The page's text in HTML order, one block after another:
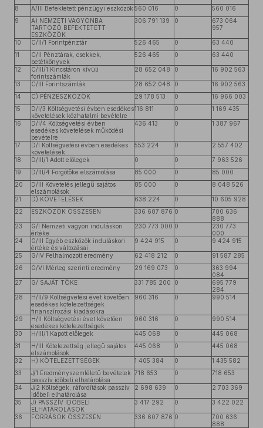
8
A/III Befektetett pénzügyi eszközök 560 016 0
560 016
9
A) NEMZETI VAGYONBA
TARTOZÓ BEFEKTETETT
ESZKÖZÖK
306 791 139 0
673 064
957
10 C/II/1 Forintpénztár 526 465 0
63 440
11
C/II Pénztárak, csekkek,
betétkönyvek
526 465 0 63 440
12
C/III/1 Kincstáron kívüli
forintszámlák
28 652 048 0 16 902 563
13 C/III Forintszámlák 28 652 048 0
16 902 563
14
C) PÉNZESZKÖZÖK 29 178 513 0
16 966 003
15
D/I/3 Költségvetési évben esedékes
követelések közhatalmi bevételre
116 811 0 1 169 435
16
D/I/4 Költségvetési évben
esedékes követelések működési
bevételre
436 413 0 1 387 967
17
D/I Költségvetési évben esedékes
követelések
553 224 0 2 557 402
18 D/III/1 Adott előlegek 0 0
7 963 526
19
D/III/4 Forgótőke elszámolása 85 000 0
85 000
20
D/III Követelés jellegű sajátos
elszámolások
85 000 0 8 048 526
21 D) KÖVETELÉSEK 638 224 0
10 605 928
22
ESZKÖZÖK ÖSSZESEN 336 607 876 0
700 636
888
23
G/I Nemzeti vagyon induláskori
értéke
230 773 000 0
230 773
000
24
G/III Egyéb eszközök induláskori
értéke és változásai
9 424 915 0 9 424 915
25 G/IV Felhalmozott eredmény 62 418 212 0
91 587 285
26
G/VI Mérleg szerinti eredmény 29 169 073 0
363 994
084
27
G/ SAJÁT TŐKE 331 785 200 0
695 779
284
28
H/II/9 Költségvetési évet követően
esedékes kötelezettségek
finanszírozási kiadásokra
960 316 0 990 514
29
H/II Költségvetési évet követően
esedékes kötelezettségek
960 316 0 990 514
30 H/III/1 Kapott előlegek 445 068 0
445 068
31
H/III Kötelezettség jellegű sajátos
elszámolások
445 068 0 445 068
32 H) KÖTELEZETTSÉGEK 1 405 384 0
1 435 582
33
J/1 Eredményszemléletű bevételek
passzív időbeli elhatárolása
718 653 0 718 653
34
J/2 Költségek, ráfordítások passzív
időbeli elhatárolása
2 698 639 0 2 703 369
35
J) PASSZÍV IDŐBELI
ELHATÁROLÁSOK
3 417 292 0 3 422 022
36 FORRÁSOK ÖSSZESEN 336 607 876 0
700 636
888